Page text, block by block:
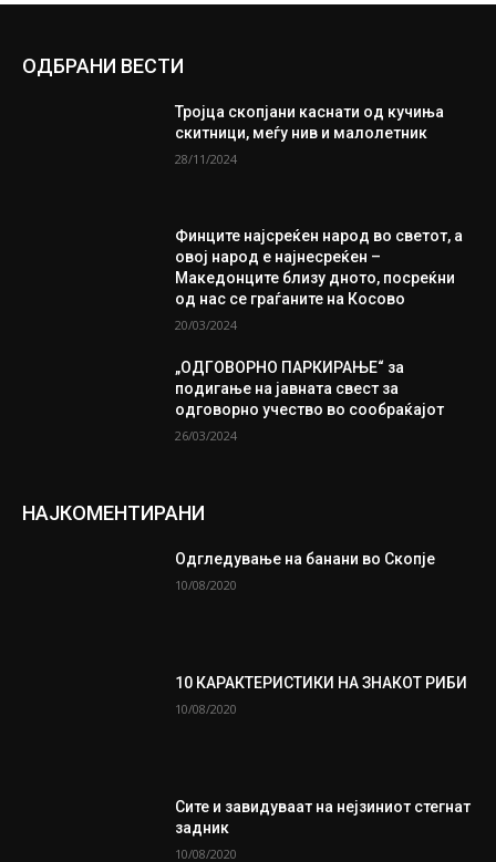
ОДБРАНИ ВЕСТИ
Тројца скопјани каснати од кучиња
скитници, меѓу нив и малолетник
28/11/2024
Финците најсреќен народ во светот, а
овој народ е најнесреќен –
Македонците близу дното, посреќни
од нас се граѓаните на Косово
20/03/2024
„ОДГОВОРНО ПАРКИРАЊЕ“ за
подигање на јавната свест за
одговорно учество во сообраќајот
26/03/2024
НАЈКОМЕНТИРАНИ
Одгледување на банани во Скопје
10/08/2020
10 КАРАКТЕРИСТИКИ НА ЗНАКОТ РИБИ
10/08/2020
Сите и завидуваат на нејзиниот стегнат
задник
10/08/2020